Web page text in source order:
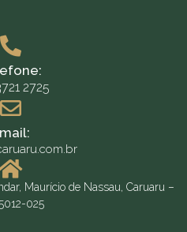
2725
Maurício de Nassau, Caruaru –
025